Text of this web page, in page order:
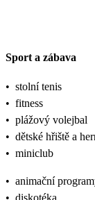
Sport a zábava
• stolní tenis
• fitness
• plážový volejbal
• dětské hřiště a
• miniclub
• animační